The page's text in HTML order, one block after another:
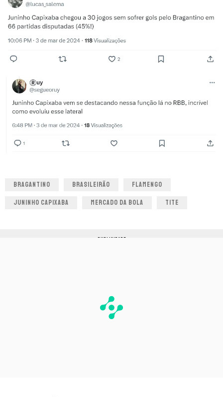
BRAGANTINO BRASILEIRÃO FLAMENGO
JUNINHO CAPIXABA MERCADO DA BOLA TITE
PUBLICIDADE